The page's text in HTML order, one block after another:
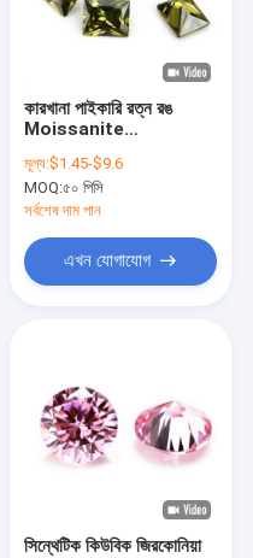
কারখানা পাইকারি রত্ন রঙ
Moissanite
ঘনক্ষেত্রাকার Zirconia পাথর
4ct জন্য Moissanite রিং
মূল্য:$1.45-$9.6
MOQ:৫০ পিসি
সর্বশেষ দাম পান
এখন যোগাযোগ
সিন্থেটিক কিউবিক জিরকোনিয়া